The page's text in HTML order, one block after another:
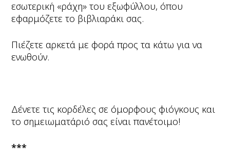
εσωτερική «ράχη» του εξωφύλλου, όπου
εφαρμόζετε το βιβλιαράκι σας.
Πιέζετε αρκετά με φορά προς τα κάτω για να
ενωθούν.
Δένετε τις κορδέλες σε όμορφους φιόγκους και
το σημειωματάριό σας είναι πανέτοιμο!
***